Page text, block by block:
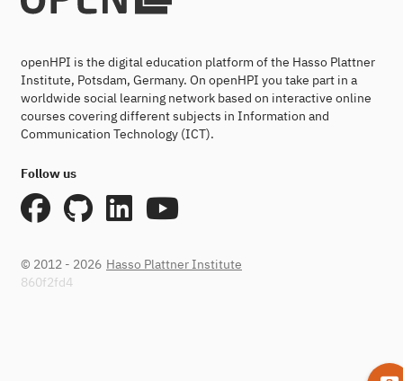
openHPI is the digital education platform of the Hasso Plattner
Institute, Potsdam, Germany. On openHPI you take part in a
worldwide social learning network based on interactive online
courses covering different subjects in Information and
Communication Technology (ICT).
Follow us
© 2012 - 2026 Hasso Plattner Institute
860f2fd4